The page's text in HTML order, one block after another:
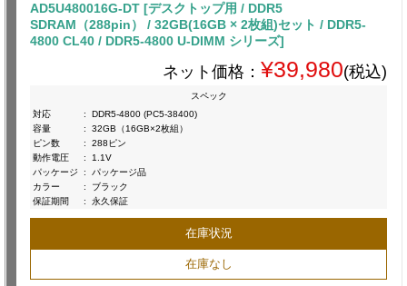
AD5U480016G-DT [デスクトップ用 / DDR5
SDRAM（288pin） / 32GB(16GB × 2枚組)セット / DDR5-
4800 CL40 / DDR5-4800 U-DIMM シリーズ]
ネット価格： ¥39,980(税込)
スペック
対応
:
DDR5-4800 (PC5-38400)
容量
:
32GB（16GB×2枚組）
ピン数
:
288ピン
動作電圧
:
1.1V
パッケージ
:
パッケージ品
カラー
:
ブラック
保証期間
: 永久保証
在庫状況
在庫なし